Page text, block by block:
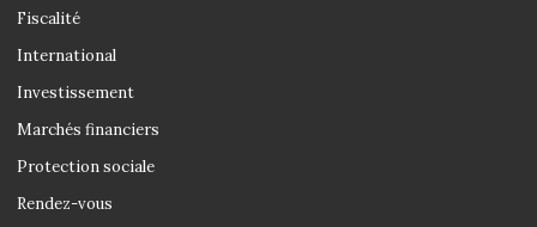
Fiscalité
International
Investissement
Marchés financiers
Protection sociale
Rendez-vous